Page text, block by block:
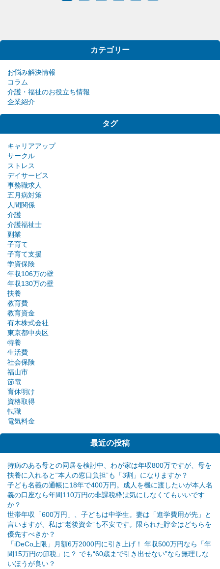
カテゴリー
お悩み解決情報
コラム
介護・福祉のお役立ち情報
企業紹介
タグ
キャリアアップ
サークル
ストレス
デイサービス
事務職求人
五月病対策
人間関係
介護
介護福祉士
副業
子育て
子育て支援
学資保険
年収106万の壁
年収130万の壁
扶養
教育費
教育資金
有木株式会社
東京都中央区
特養
生活費
社会保険
福山市
節電
育休明け
資格取得
転職
電気料金
最近の投稿
持病のある母との同居を検討中、わが家は年収800万ですが、母を
扶養に入れると“本人の窓口負担”も「3割」になりますか？
子ども名義の通帳に18年で400万円。成人を機に渡したいが本人名
義の口座なら年間110万円の非課税枠は気にしなくてもいいです
か？
世帯年収「600万円」、子どもは中学生。妻は「進学費用が先」と
言いますが、私は“老後資金”も不安です。限られた貯金はどちらを
優先すべきか？
「iDeCo上限」月額6万2000円に引き上げ！ 年収500万円なら「年
間15万円の節税」に？ でも“60歳まで引き出せない”なら無理しな
いほうが良い？